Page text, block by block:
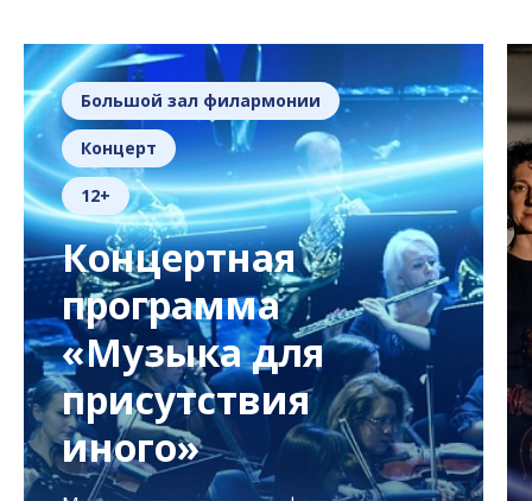
Большой зал филармонии
Концерт
12+
Концертная
программа
«Музыка для
присутствия
иного»